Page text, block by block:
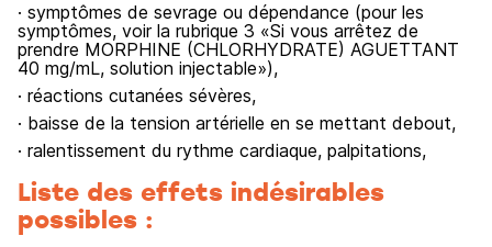
· symptômes de sevrage ou dépendance (pour les
symptômes, voir la rubrique 3 «Si vous arrêtez de
prendre MORPHINE (CHLORHYDRATE) AGUETTANT
40 mg/mL, solution injectable»),
· réactions cutanées sévères,
· baisse de la tension artérielle en se mettant debout,
· ralentissement du rythme cardiaque, palpitations,
Liste des effets indésirables
possibles :